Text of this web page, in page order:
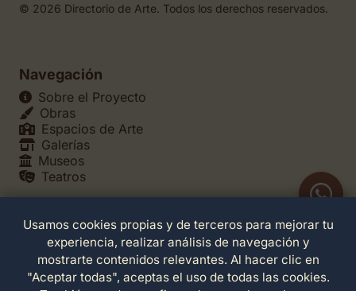
© 2026 Directorio de Arte. Todos los derechos reservados.
Navegación
Sobre el Proyecto
Obras
Espacios de Arte
Galerías
Museos
Teatros
Legales
Política de Privacidad
Política de Cookies
Configuración de Cookies
Usamos cookies propias y de terceros para mejorar tu
experiencia, realizar análisis de navegación y
mostrarte contenidos relevantes. Al hacer clic en
"Aceptar todas", aceptas el uso de todas las cookies.